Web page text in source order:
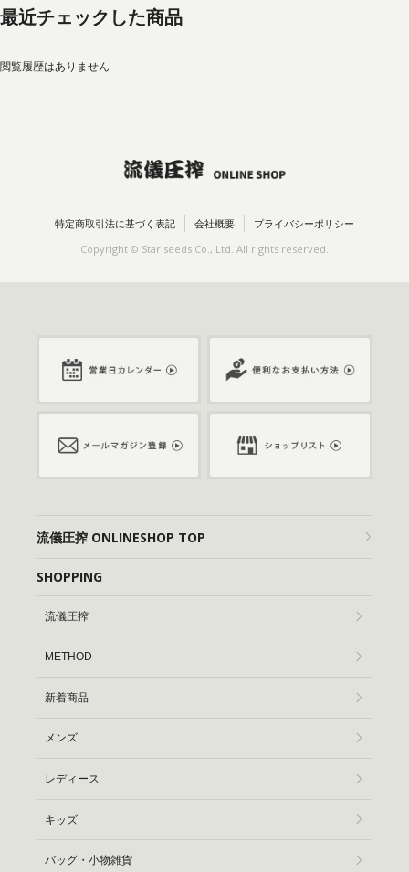
最近チェックした商品
閲覧履歴はありません
特定商取引法に基づく表記 会社概要 プライバシーポリシー
Copyright © Star seeds Co., Ltd. All rights reserved.
流儀圧搾 ONLINESHOP TOP
SHOPPING
流儀圧搾
METHOD
新着商品
メンズ
レディース
キッズ
バッグ・小物雑貨